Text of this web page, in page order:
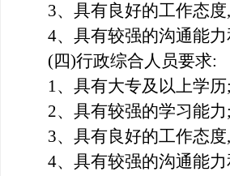
3、具有良好的工作态
4、具有较强的沟通能力
(四)行政综合人员要求:
1、具有大专及以上学历;
2、具有较强的学习能力;
3、具有良好的工作态
4、具有较强的沟通能